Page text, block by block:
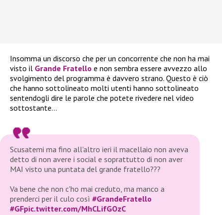
Insomma un discorso che per un concorrente che non ha mai
visto il Grande Fratello e non sembra essere avvezzo allo
svolgimento del programma è davvero strano. Questo è ciò
che hanno sottolineato molti utenti hanno sottolineato
sentendogli dire le parole che potete rivedere nel video
sottostante…
Scusatemi ma fino all'altro ieri il macellaio non aveva
detto di non avere i social e soprattutto di non aver
MAI visto una puntata del grande fratello???
Va bene che non c'ho mai creduto, ma manco a
prenderci per il culo così #GrandeFratello
#GFpic.twitter.com/MhCLifGOzC